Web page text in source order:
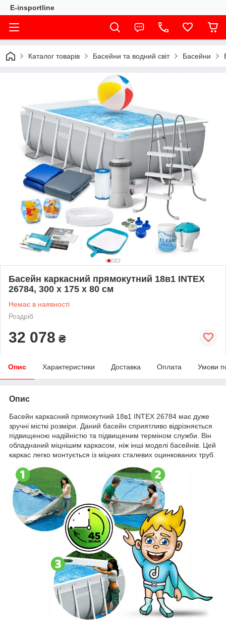
E-insportline
Каталог товарів Басейни та водний світ Басейни
Басейн каркасний прямокутний 18в1 INTEX
26784, 300 x 175 x 80 см
Немає в наявності
Роздріб
32 078 ₴
Опис Характеристики Доставка Оплата Умови
Опис
Басейн каркасний прямокутний 18в1 INTEX 26784 має дуже
зручні місткі розміри. Даний басейн сприятливо відрізняється
підвищеною надійністю та підвищеним терміном служби. Він
обладнаний міцнішим каркасом, ніж інші моделі басейнів. Цей
каркас легко монтується із міцних сталевих оцинкованих труб.